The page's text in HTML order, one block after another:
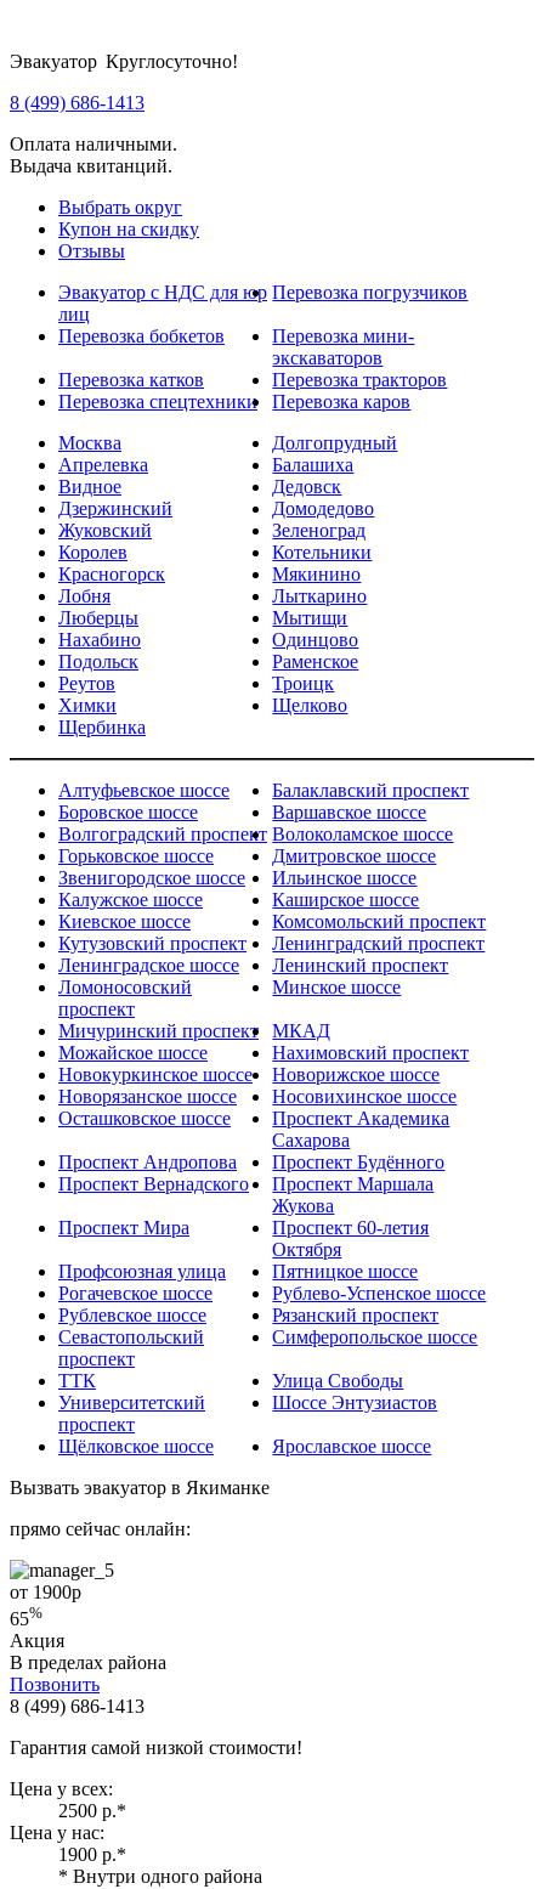
Эвакуатор Круглосуточно!
8 (499) 686-1413
Оплата наличными.
Выдача квитанций.
Выбрать округ
Купон на скидку
Отзывы
Эвакуатор с НДС для юр
лиц
Перевозка погрузчиков
Перевозка бобкетов
Перевозка мини-
экскаваторов
Перевозка катков
Перевозка тракторов
Перевозка спецтехники
Перевозка каров
Москва
Долгопрудный
Апрелевка
Балашиха
Видное
Дедовск
Дзержинский
Домодедово
Жуковский
Зеленоград
Королев
Котельники
Красногорск
Мякинино
Лобня
Лыткарино
Люберцы
Мытищи
Нахабино
Одинцово
Подольск
Раменское
Реутов
Троицк
Химки
Щелково
Щербинка
Алтуфьевское шоссе
Балаклавский проспект
Боровское шоссе
Варшавское шоссе
Волгоградский проспект Волоколамское шоссе
Горьковское шоссе
Дмитровское шоссе
Звенигородское шоссе
Ильинское шоссе
Калужское шоссе
Каширское шоссе
Киевское шоссе
Комсомольский проспект
Кутузовский проспект
Ленинградский проспект
Ленинградское шоссе
Ленинский проспект
Ломоносовский
проспект
Минское шоссе
Мичуринский проспект
МКАД
Можайское шоссе
Нахимовский проспект
Новокуркинское шоссе
Новорижское шоссе
Новорязанское шоссе
Носовихинское шоссе
Осташковское шоссе
Проспект Академика
Сахарова
Проспект Андропова
Проспект Будённого
Проспект Вернадского
Проспект Маршала
Жукова
Проспект Мира
Проспект 60-летия
Октября
Профсоюзная улица
Пятницкое шоссе
Рогачевское шоссе
Рублево-Успенское шоссе
Рублевское шоссе
Рязанский проспект
Севастопольский
проспект
Симферопольское шоссе
ТТК
Улица Свободы
Университетский
проспект
Шоссе Энтузиастов
Щёлковское шоссе
Ярославское шоссе
Вызвать эвакуатор в Якиманке
прямо сейчас онлайн:
от 1900р
65%
Акция
В пределах района
Позвонить
8 (499) 686-1413
Гарантия самой низкой стоимости!
Цена у всех:
2500 р.*
Цена у нас:
1900 р.*
* Внутри одного района